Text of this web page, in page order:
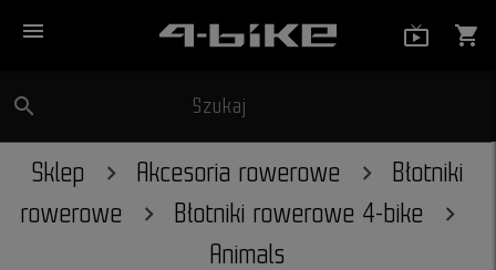
menu shopping_cart
search Szukaj
Sklep Akcesoria rowerowe
Błotniki
rowerowe
Błotniki rowerowe 4-bike
Animals